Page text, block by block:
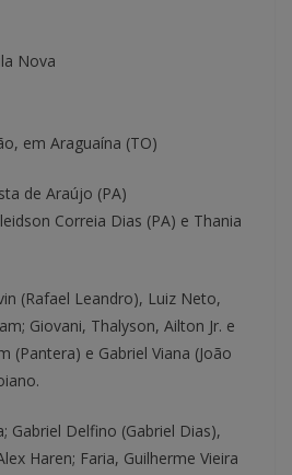
Nova
em Araguaína (TO)
de Araújo (PA)
Correia Dias (PA) e Thania
(Rafael Leandro), Luiz Neto,
Giovani, Thalyson, Ailton Jr. e
(Pantera) e Gabriel Viana (João
Gabriel Delfino (Gabriel Dias),
Haren; Faria, Guilherme Vieira